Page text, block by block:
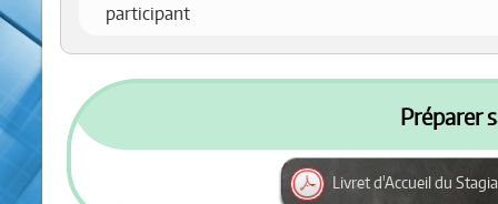
participant
Préparer
Livret d'Accueil du